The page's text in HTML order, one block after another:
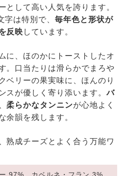
として高い人気を誇ります。
字は特別で、毎年色と形状が
反映 しています。
に、ほのかにトーストしたオ
。口当たりは滑らかでまろや
ベリーの果実味に、ほんのり
スが優しく寄り添います。バ
柔らかなタンニンが心地よく
余韻を残します。
熟成チーズとよく合う万能ワ